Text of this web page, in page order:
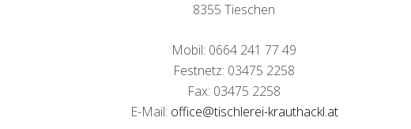
8355 Tieschen
Mobil: 0664 241 77 49
Festnetz: 03475 2258
Fax: 03475 2258
E-Mail: office@tischlerei-krauthackl.at